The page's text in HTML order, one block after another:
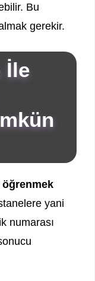
Bu
gerekir.
İle
yani
numarası